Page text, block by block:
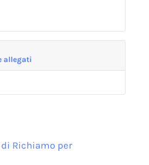
allegati
Richiamo per